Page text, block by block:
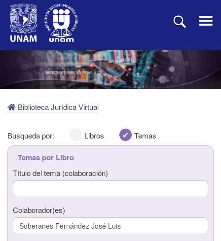
Biblioteca Jurídica Virtual
Busqueda por: Libros Temas
Título del libro
Autor(es)
Temas por Libro
Título del tema (colaboración)
Colaborador(es)